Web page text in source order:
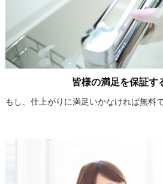
皆様の満足を保証す
もし、仕上がりに満足いかなければ無料